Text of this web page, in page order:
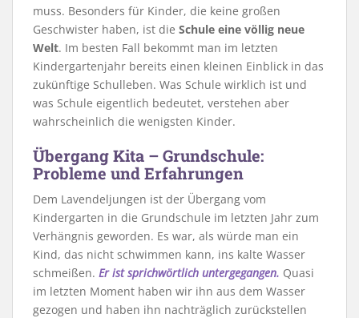
muss. Besonders für Kinder, die keine großen
Geschwister haben, ist die Schule eine völlig neue
Welt. Im besten Fall bekommt man im letzten
Kindergartenjahr bereits einen kleinen Einblick in das
zukünftige Schulleben. Was Schule wirklich ist und
was Schule eigentlich bedeutet, verstehen aber
wahrscheinlich die wenigsten Kinder.
Übergang Kita – Grundschule:
Probleme und Erfahrungen
Dem Lavendeljungen ist der Übergang vom
Kindergarten in die Grundschule im letzten Jahr zum
Verhängnis geworden. Es war, als würde man ein
Kind, das nicht schwimmen kann, ins kalte Wasser
schmeißen. Er ist sprichwörtlich untergegangen. Quasi
im letzten Moment haben wir ihn aus dem Wasser
gezogen und haben ihn nachträglich zurückstellen